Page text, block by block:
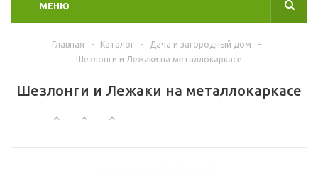
МЕНЮ
Главная - Каталог - Дача и загородный дом
-
Шезлонги и Лежаки на металлокаркасе
Шезлонги и Лежаки на металлокаркасе